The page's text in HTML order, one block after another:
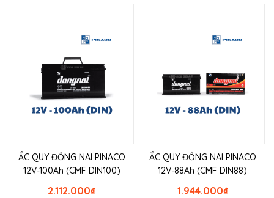
ẮC QUY ĐỒNG NAI PINACO
12V-100Ah (CMF DIN100)
₫
2.112.000
ẮC QUY ĐỒNG NAI PINACO
12V-88Ah (CMF DIN88)
₫
1.944.000